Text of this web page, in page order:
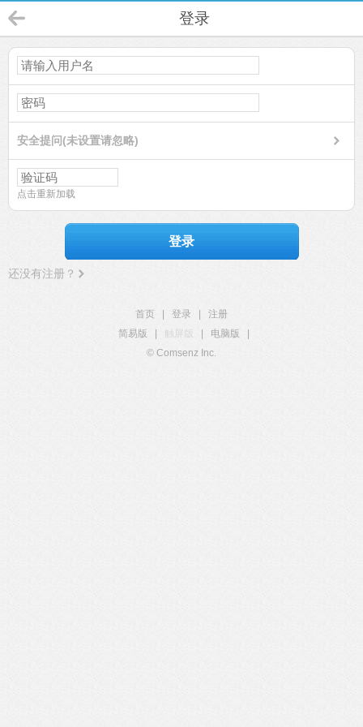
登录
安全提问(未设置请忽略)
点击重新加载
登录
还没有注册？
首页 登录
注册
简易版
触屏版 电脑版
© Comsenz Inc.